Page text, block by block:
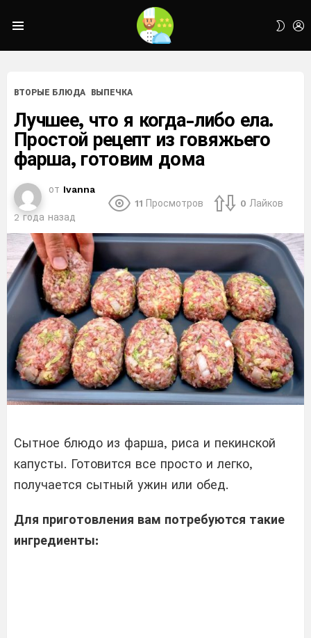
ВТОРЫЕ БЛЮДА ВЫПЕЧКА
Лучшее, что я когда-либо ела.
Простой рецепт из говяжьего
фарша, готовим дома
от Ivanna
2 года назад
11 Просмотров 0 Лайков
Сытное блюдо из фарша, риса и пекинской
капусты. Готовится все просто и легко,
получается сытный ужин или обед.
Для приготовления вам потребуются такие
ингредиенты: